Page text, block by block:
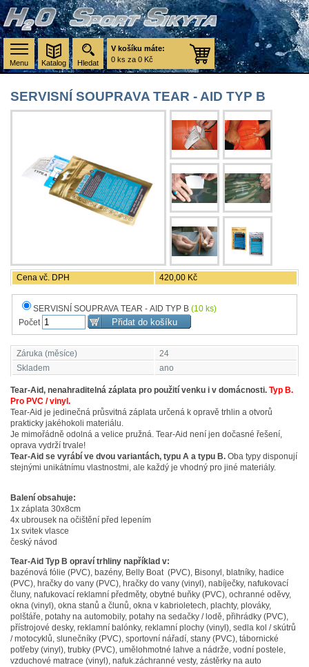
Menu
V košíku máte:
0 ks za 0 Kč
Hledat
SERVISNÍ SOUPRAVA TEAR - AID TYP B
Cena vč. DPH 420,00 Kč
SERVISNÍ SOUPRAVA TEAR - AID TYP B (10 ks)
Počet
Záruka (měsíce)
24
Skladem
ano
Tear-Aid, nenahraditelná záplata pro použití venku i v domácnosti. Typ B.
Pro PVC / vinyl.
Tear-Aid je jedinečná průsvitná záplata určená k opravě trhlin a otvorů
prakticky jakéhokoli materiálu.
Je mimořádně odolná a velice pružná. Tear-Aid není jen dočasné řešení,
oprava vydrží trvale!
Tear-Aid se vyrábí ve dvou variantách, typu A a typu B. Oba typy disponují
stejnými unikátnímu vlastnostmi, ale každý je vhodný pro jiné materiály.
Balení obsahuje:
1x záplata 30x8cm
4x ubrousek na očištění před lepením
1x svitek vlasce
český návod
Tear-Aid Typ B opraví trhliny například v:
bazénová fólie (PVC), bazény, Belly Boat (PVC), Bisonyl, blatníky, hadice
(PVC), hračky do vany (PVC), hračky do vany (vinyl), nabíječky, nafukovací
čluny, nafukovací reklamní předměty, obytné buňky (PVC), ochranné oděvy,
okna (vinyl), okna stanů a člunů, okna v kabrioletech, plachty, plováky,
polštáře, potahy na automobily, potahy na sedačky / lodě, přihrádky (PVC),
přístrojové desky, reklamní balónky, reklamní plochy (vinyl), sedla kol / skútrů
/ motocyklů, slunečníky (PVC), sportovní nářadí, stany (PVC), tábornické
potřeby (vinyl), trubky (PVC), umělohmotné lahve a nádrže, vodní postele,
vzduchové matrace (vinyl), nafuk.záchranné vesty, zástěrky na auto
Katalog